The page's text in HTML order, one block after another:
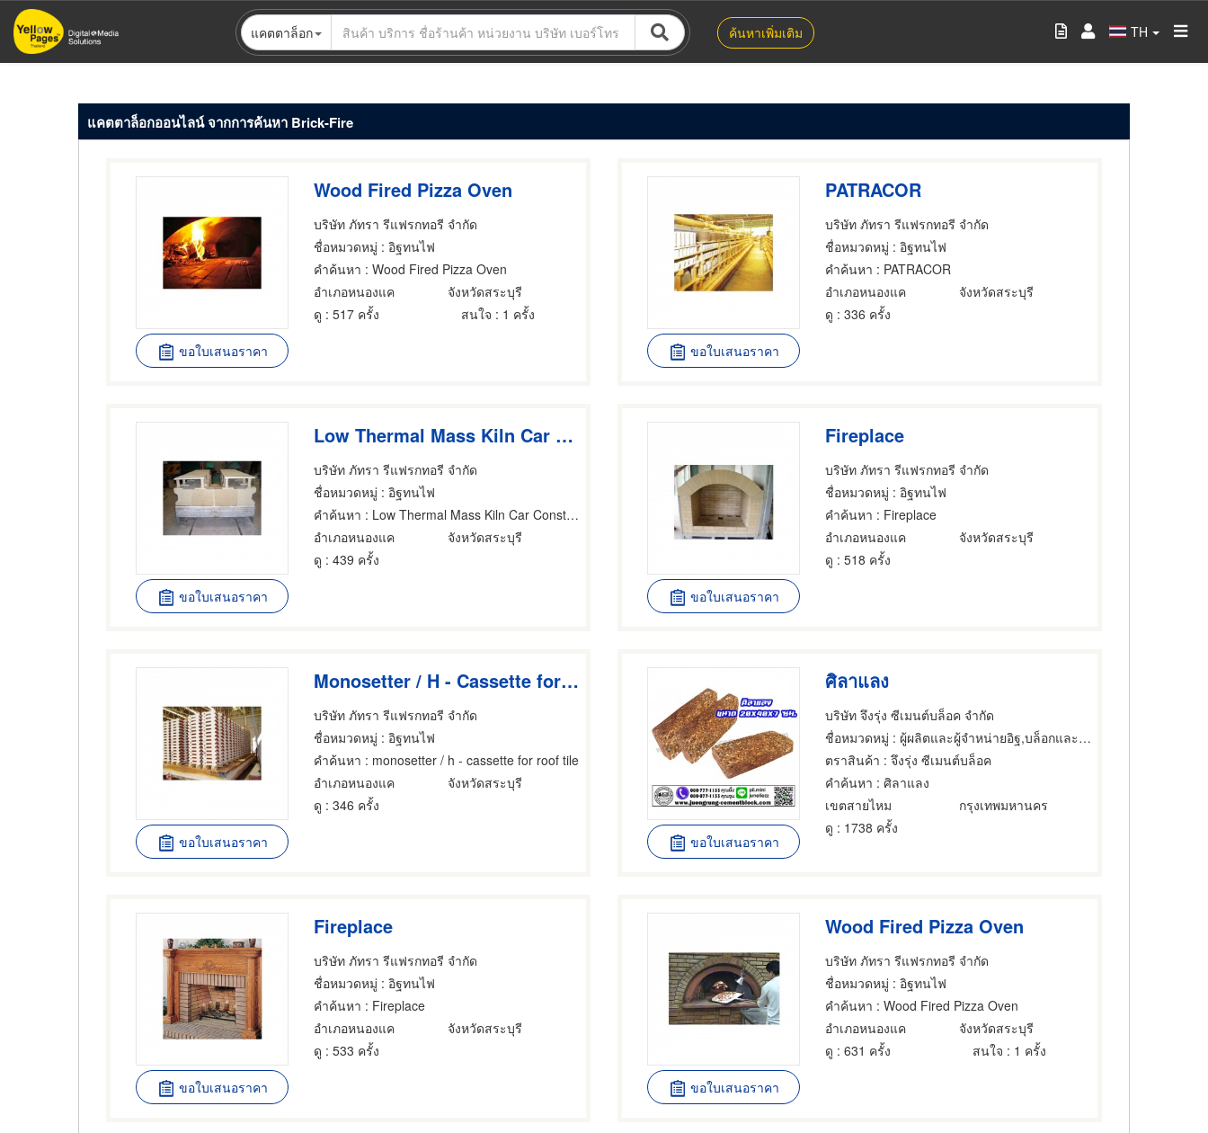
ข้าม
ไป
แคตตาล็อก ค้นหาเพิ่มเติม TH
แคตตาล็อกออนไลน์ จากการค้นหา Brick-Fire
ขอใบเสนอราคา
Wood Fired Pizza Oven
บริษัท ภัทรา รีแฟรกทอรี จำกัด
ชื่อหมวดหมู่ : อิฐทนไฟ
คำค้นหา : Wood Fired Pizza Oven
อำเภอหนองแค
จังหวัดสระบุรี
ดู : 517 ครั้ง สนใจ : 1 ครั้ง
ขอใบเสนอราคา
PATRACOR
บริษัท ภัทรา รีแฟรกทอรี จำกัด
ชื่อหมวดหมู่ : อิฐทนไฟ
คำค้นหา : PATRACOR
อำเภอหนองแค
จังหวัดสระบุรี
ดู : 336 ครั้ง
ขอใบเสนอราคา
Low Thermal Mass Kiln Car Constructions. (Tunnel & Shuttle Kiln)
บริษัท ภัทรา รีแฟรกทอรี จำกัด
ชื่อหมวดหมู่ : อิฐทนไฟ
คำค้นหา : Low Thermal Mass Kiln Car Constructions. (Tunnel & Shuttle Kiln)
อำเภอหนองแค
จังหวัดสระบุรี
ดู : 439 ครั้ง
ขอใบเสนอราคา
Fireplace
บริษัท ภัทรา รีแฟรกทอรี จำกัด
ชื่อหมวดหมู่ : อิฐทนไฟ
คำค้นหา : Fireplace
อำเภอหนองแค
จังหวัดสระบุรี
ดู : 518 ครั้ง
ขอใบเสนอราคา
Monosetter / H - Cassette for Roof Tile
บริษัท ภัทรา รีแฟรกทอรี จำกัด
ชื่อหมวดหมู่ : อิฐทนไฟ
คำค้นหา : monosetter / h - cassette for roof tile
อำเภอหนองแค
จังหวัดสระบุรี
ดู : 346 ครั้ง
ขอใบเสนอราคา
ศิลาแลง
บริษัท จึงรุ่ง ซีเมนต์บล็อค จำกัด
ชื่อหมวดหมู่ : ผู้ผลิตและผู้จำหน่ายอิฐ,บล็อกและแบบอิฐดินเผา,อิฐทนไฟ
ตราสินค้า : จึงรุ่ง ซีเมนต์บล็อค
คำค้นหา : ศิลาแลง
เขตสายไหม
กรุงเทพมหานคร
ดู : 1738 ครั้ง
ขอใบเสนอราคา
Fireplace
บริษัท ภัทรา รีแฟรกทอรี จำกัด
ชื่อหมวดหมู่ : อิฐทนไฟ
คำค้นหา : Fireplace
อำเภอหนองแค
จังหวัดสระบุรี
ดู : 533 ครั้ง
ขอใบเสนอราคา
Wood Fired Pizza Oven
บริษัท ภัทรา รีแฟรกทอรี จำกัด
ชื่อหมวดหมู่ : อิฐทนไฟ
คำค้นหา : Wood Fired Pizza Oven
อำเภอหนองแค
จังหวัดสระบุรี
ดู : 631 ครั้ง สนใจ : 1 ครั้ง